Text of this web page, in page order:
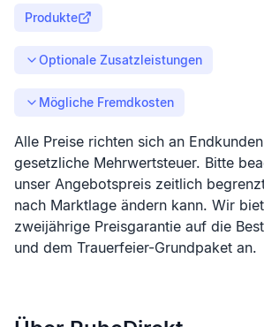
Produkte
Optionale Zusatzleistungen
Mögliche Fremdkosten
Alle Preise richten sich an
gesetzliche Mehrwertsteuer. Bitte
unser Angebotspreis zeitlich
nach Marktlage ändern kann. Wir
zweijährige Preisgarantie auf die
und dem Trauerfeier-Grundpaket an.